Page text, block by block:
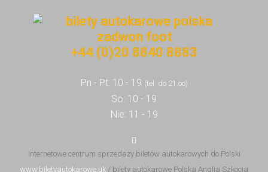
+44 (0)20 8840 8883
Pn - Pt: 10 - 19 (tel. do 21.oo)
So: 10 - 19
Nie: 11 - 19
Internetowe centrum sprzedaży biletów autokarowych do Polski
www.biletyautokarowe.uk / bilety autokarowe Polska Anglia Szkocja